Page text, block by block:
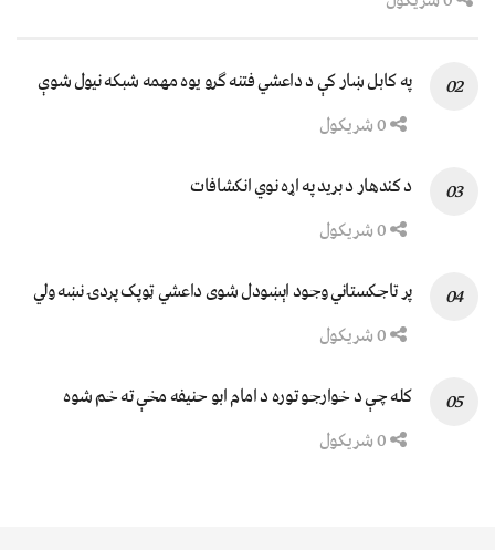
په کابل ښار کې د داعشي فتنه ګرو يوه مهمه شبکه نيول شوې
د کندهار د برید په اړه نوي انکشافات
پر تاجکستاني وجود اېښودل شوی داعشي ټوپک پردۍ نښه ولي
کله چې د خوارجو توره د امام ابو حنیفه مخې ته خم شوه